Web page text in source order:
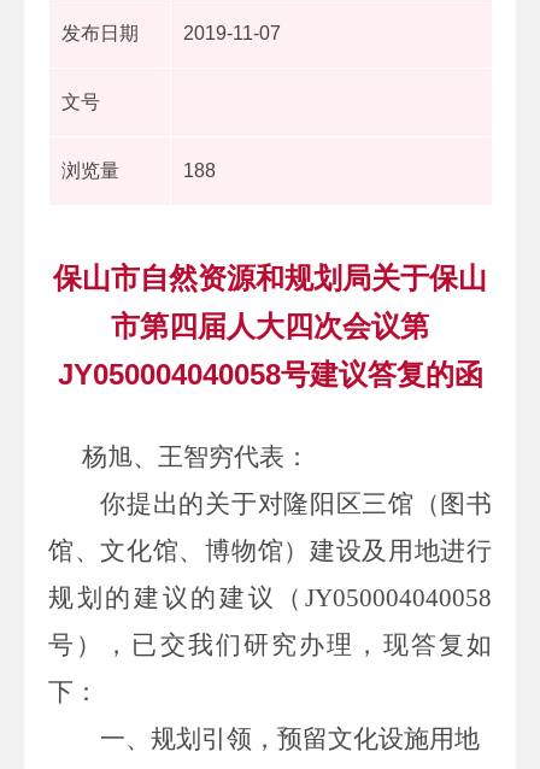
发布日期 2019-11-07
文号
浏览量 188
保山市自然资源和规划局关于保山
市第四届人大四次会议第
JY050004040058号建议答复的函
杨旭、王智穷代表：
你提出的关于对隆阳区三馆（图书
馆、文化馆、博物馆）建设及用地进行
规划的建议的建议（ JY050004040058
号），已交我们研究办理，现答复如
下：
一、规划引领，预留文化设施用地